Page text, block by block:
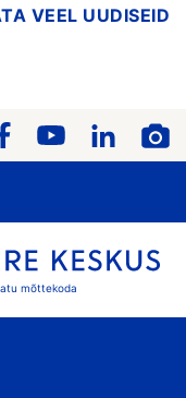
VEEL UUDISEID
mõttekoda